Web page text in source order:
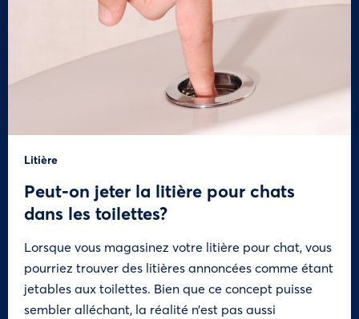
Litière
Peut-on jeter la litière pour chats
dans les toilettes?
Lorsque vous magasinez votre litière pour chat, vous
pourriez trouver des litières annoncées comme étant
jetables aux toilettes. Bien que ce concept puisse
sembler alléchant, la réalité n’est pas aussi